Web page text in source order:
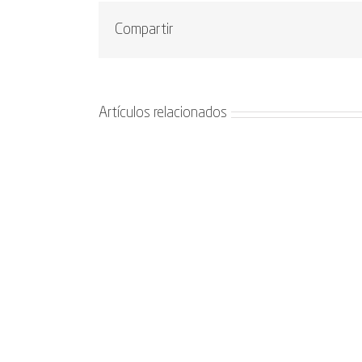
Compartir
Artículos relacionados